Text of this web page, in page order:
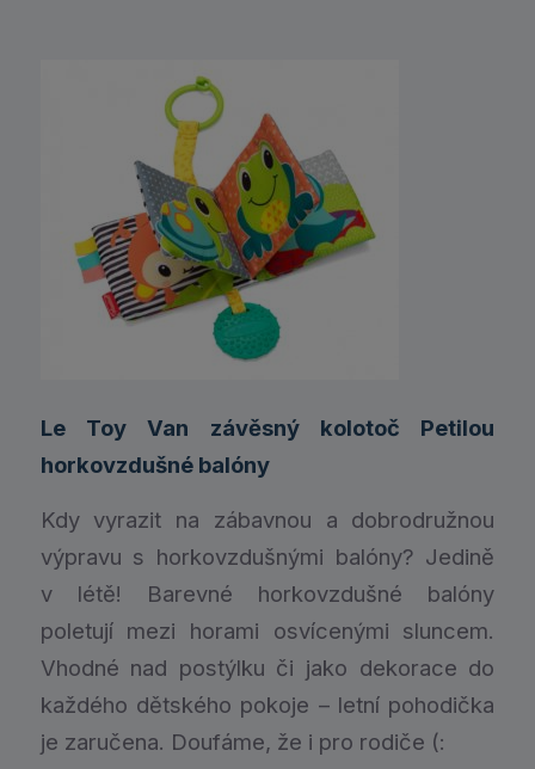
Le Toy Van závěsný kolotoč Petilou
horkovzdušné balóny
Kdy vyrazit na zábavnou a dobrodružnou
výpravu s horkovzdušnými balóny? Jedině
v létě! Barevné horkovzdušné balóny
poletují mezi horami osvícenými sluncem.
Vhodné nad postýlku či jako dekorace do
každého dětského pokoje – letní pohodička
je zaručena. Doufáme, že i pro rodiče (: